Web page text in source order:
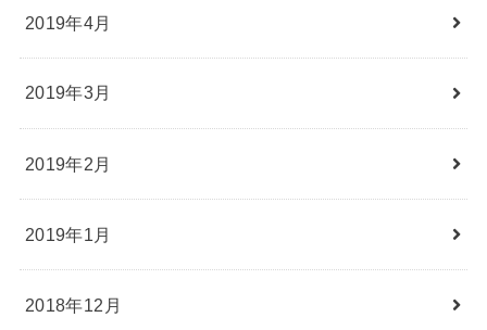
2019年4月
2019年3月
2019年2月
2019年1月
2018年12月